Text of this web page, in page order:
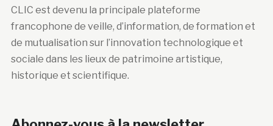
CLIC est devenu la principale plateforme
francophone de veille, d’information, de formation et
de mutualisation sur l’innovation technologique et
sociale dans les lieux de patrimoine artistique,
historique et scientifique.